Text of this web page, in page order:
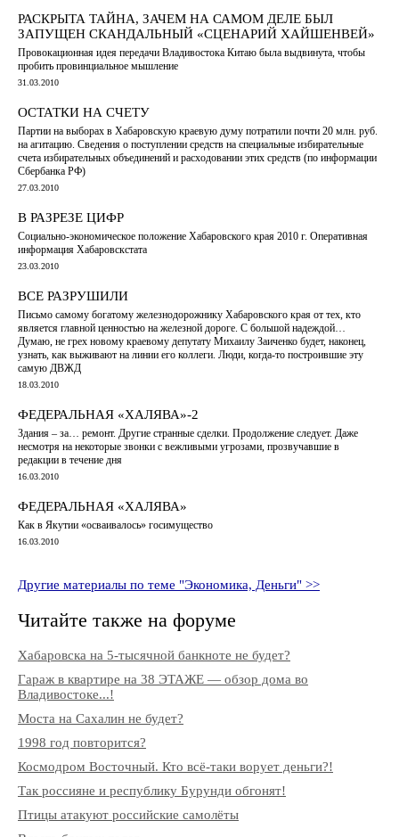
РАСКРЫТА ТАЙНА, ЗАЧЕМ НА САМОМ ДЕЛЕ БЫЛ
ЗАПУЩЕН СКАНДАЛЬНЫЙ «СЦЕНАРИЙ ХАЙШЕНВЕЙ»
Провокационная идея передачи Владивостока Китаю была выдвинута, чтобы
пробить провинциальное мышление
31.03.2010
ОСТАТКИ НА СЧЕТУ
Партии на выборах в Хабаровскую краевую думу потратили почти 20 млн. руб.
на агитацию. Сведения о поступлении средств на специальные избирательные
счета избирательных объединений и расходовании этих средств (по информации
Сбербанка РФ)
27.03.2010
В РАЗРЕЗЕ ЦИФР
Социально-экономическое положение Хабаровского края 2010 г. Оперативная
информация Хабаровскстата
23.03.2010
ВСЕ РАЗРУШИЛИ
Письмо самому богатому железнодорожнику Хабаровского края от тех, кто
является главной ценностью на железной дороге. С большой надеждой…
Думаю, не грех новому краевому депутату Михаилу Заиченко будет, наконец,
узнать, как выживают на линии его коллеги. Люди, когда-то построившие эту
самую ДВЖД
18.03.2010
ФЕДЕРАЛЬНАЯ «ХАЛЯВА»-2
Здания – за… ремонт. Другие странные сделки. Продолжение следует. Даже
несмотря на некоторые звонки с вежливыми угрозами, прозвучавшие в
редакции в течение дня
16.03.2010
ФЕДЕРАЛЬНАЯ «ХАЛЯВА»
Как в Якутии «осваивалось» госимущество
16.03.2010
Другие материалы по теме "Экономика, Деньги" >>
Читайте также на форуме
Хабаровска на 5-тысячной банкноте не будет?
Гараж в квартире на 38 ЭТАЖЕ — обзор дома во
Владивостоке...!
Моста на Сахалин не будет?
1998 год повторится?
Космодром Восточный. Кто всё-таки ворует деньги?!
Так россияне и республику Бурунди обгонят!
Птицы атакуют российские самолёты